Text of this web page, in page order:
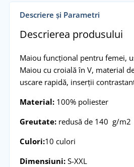
Descriere și Parametri
Descrierea produsului
Maiou funcțional pentru femei,
Maiou cu croială în V, material
uscare rapidă, inserții
Material:100% poliester
Greutate:redusă de 140 g/m2
Culori:10 culori
Dimensiuni:S-XXL